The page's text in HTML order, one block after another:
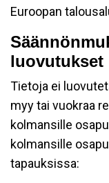
Euroopan
luovutukset
Tietoja ei
myy tai vuokraa
kolmansille
kolmansille
tapauksissa: